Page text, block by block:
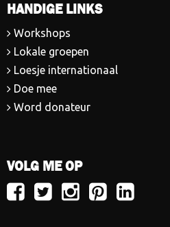
HANDIGE LINKS
Workshops
Lokale groepen
Loesje internationaal
Doe mee
Word donateur
VOLG ME OP
VolgVolgVolgVolgVolg